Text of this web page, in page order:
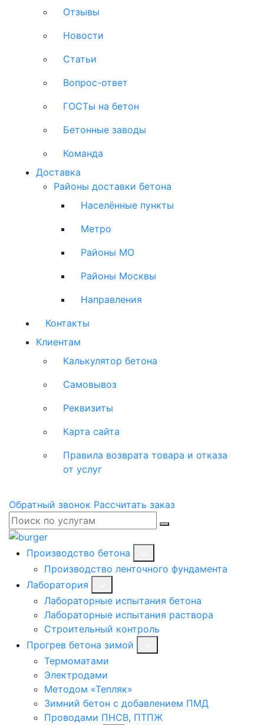
Отзывы
Новости
Статьи
Вопрос-ответ
ГОСТы на бетон
Бетонные заводы
Команда
Доставка
Районы доставки бетона
Населённые пункты
Метро
Районы МО
Районы Москвы
Направления
Контакты
Клиентам
Калькулятор бетона
Самовывоз
Реквизиты
Карта сайта
Правила возврата товара и отказа
от услуг
Обратный звонок Рассчитать заказ
Производство бетона
Производство ленточного фундамента
Лаборатория
Лабораторные испытания бетона
Лабораторные испытания раствора
Строительный контроль
Прогрев бетона зимой
Термоматами
Электродами
Методом «Тепляк»
Зимний бетон с добавлением ПМД
Проводами ПНСВ, ПТПЖ